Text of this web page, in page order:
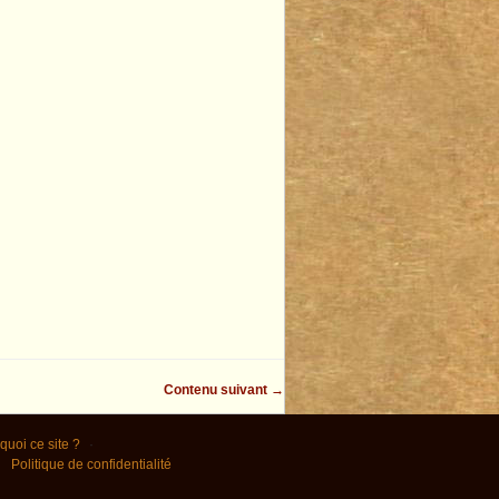
Contenu suivant →
ce site ?
Politique de confidentialité